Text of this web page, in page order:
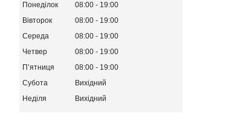
Понеділок 08:00
19:00
Вівторок
08:00
19:00
Середа
08:00
19:00
Четвер
08:00
19:00
Пʼятниця
08:00
19:00
Субота
Вихідний
Неділя
Вихідний